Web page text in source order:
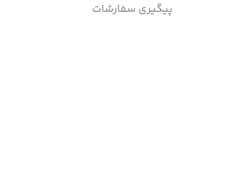
پیگیری سفارشات